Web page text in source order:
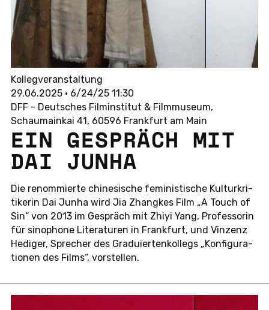
Kollegveranstaltung
29.06.2025 • 6/24/25 11:30
DFF - Deutsches Filminstitut & Filmmuseum,
Schaumainkai 41, 60596 Frankfurt am Main
EIN GE­SPRÄCH MIT
DAI JUNHA
Die re­nom­mier­te chi­ne­si­sche fe­mi­nis­ti­sche Kul­tur­kri­
ti­ke­rin Dai Junha wird Jia Zhang­kes Film „A Touch of
Sin“ von 2013 im Ge­spräch mit Zhiyi Yang, Pro­fes­so­rin
für si­no­pho­ne Li­te­ra­tu­ren in Frank­furt, und Vin­zenz
Hedi­ger, Spre­cher des Gra­du­ier­ten­kol­legs „Kon­fi­gu­ra­
tio­nen des Films“, vor­stel­len.